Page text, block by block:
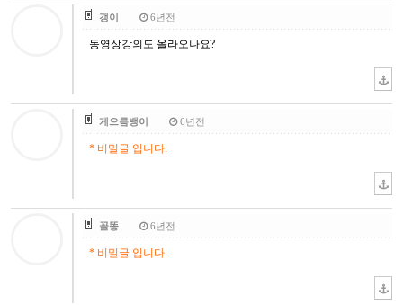
갱이 6년전
동영상강의도 올라오나요?
게으름뱅이 6년전
* 비밀글 입니다.
꼴똥 6년전
* 비밀글 입니다.